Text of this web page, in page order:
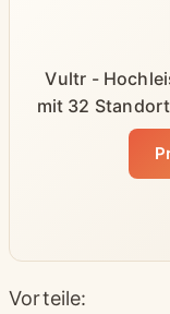
Vultr -
mit 32
Vorteile: